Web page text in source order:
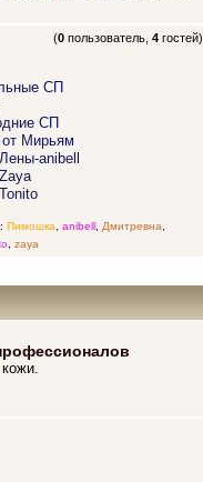
(0 пользователь,4 гостей)
СП
СП
Мирьям
anibell
Пимошка anibell, Дмитревна
zaya